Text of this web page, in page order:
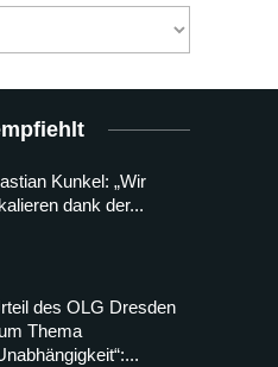
Kunkel: „Wir
dank der...
des OLG Dresden
Thema